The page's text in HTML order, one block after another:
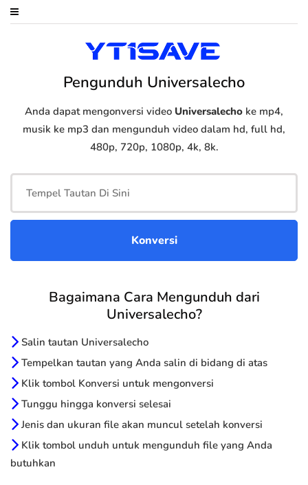
Pengunduh Universalecho
Anda dapat mengonversi video Universalecho ke mp4,
musik ke mp3 dan mengunduh video dalam hd, full hd,
480p, 720p, 1080p, 4k, 8k.
Bagaimana Cara Mengunduh dari
Universalecho?
Salin tautan Universalecho
Tempelkan tautan yang Anda salin di bidang di atas
Klik tombol Konversi untuk mengonversi
Tunggu hingga konversi selesai
Jenis dan ukuran file akan muncul setelah konversi
Klik tombol unduh untuk mengunduh file yang Anda
butuhkan